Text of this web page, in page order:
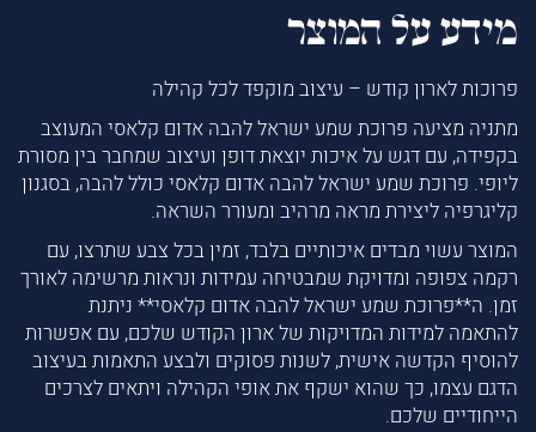
מידע על המוצר
פרוכות לארון קודש – עיצוב מוקפד לכל קהילה
מתניה מציעה פרוכת שמע ישראל להבה אדום קלאסי המעוצב
בקפידה, עם דגש על איכות יוצאת דופן ועיצוב שמחבר בין מסורת
ליופי. פרוכת שמע ישראל להבה אדום קלאסי כולל להבה, בסגנון
קליגרפיה ליצירת מראה מרהיב ומעורר השראה.
המוצר עשוי מבדים איכותיים בלבד, זמין בכל צבע שתרצו, עם
רקמה צפופה ומדויקת שמבטיחה עמידות ונראות מרשימה לאורך
זמן. ה**פרוכת שמע ישראל להבה אדום קלאסי** ניתנת
להתאמה למידות המדויקות של ארון הקודש שלכם, עם אפשרות
להוסיף הקדשה אישית, לשנות פסוקים ולבצע התאמות בעיצוב
הדגם עצמו, כך שהוא ישקף את אופי הקהילה ויתאים לצרכים
הייחודיים שלכם.